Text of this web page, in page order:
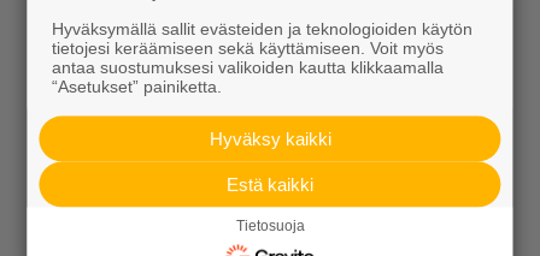
Vaasi
Béla-ruukut
Hyväksymällä sallit evästeiden ja teknologioiden käytön
tietojesi keräämiseen sekä käyttämiseen. Voit myös
antaa suostumuksesi valikoiden kautta klikkaamalla
“Asetukset” painiketta.
Hyväksy kaikki
Estä kaikki
Tietosuoja